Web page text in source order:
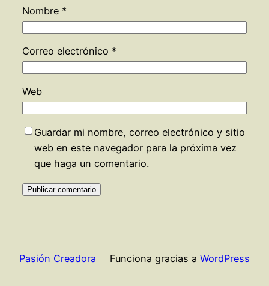
Nombre *
Correo electrónico *
Web
Guardar mi nombre, correo electrónico y sitio
web en este navegador para la próxima vez
que haga un comentario.
Pasión Creadora Funciona gracias a WordPress